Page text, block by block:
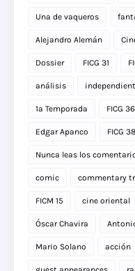
Una de vaqueros
Alejandro Alemán
Dossier FICG 31
análisis
1a Temporada FICG 36
Edgar Apanco FICG 38
Nunca leas los
comic commentary
FICM 15 cine oriental
Óscar Chavira
Mario Solano acción